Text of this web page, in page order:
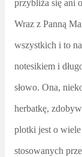
przybliża się ani
Wraz z Panną
wszystkich i to
notesikiem i
słowo. Ona,
herbatkę,
plotki jest o
stosowanych